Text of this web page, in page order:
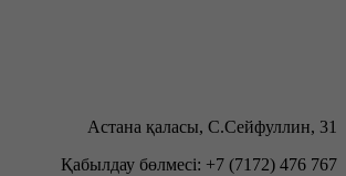
Астана қаласы, С.Сейфуллин, 31
Қабылдау бөлмесі: +7 (7172) 476 767